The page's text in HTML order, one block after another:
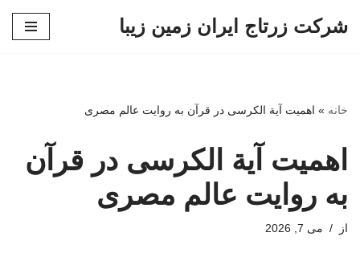
شرکت زرتاج ایران زمین زیبا
خانه » اهمیت آیة الکرسی در قرآن به روایت عالم مصری
اهمیت آیة الکرسی در قرآن
به روایت عالم مصری
از می 7, 2026